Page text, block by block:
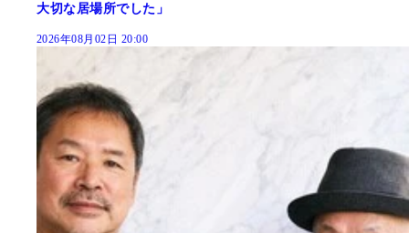
大切な居場所でした」
2026年08月02日 20:00